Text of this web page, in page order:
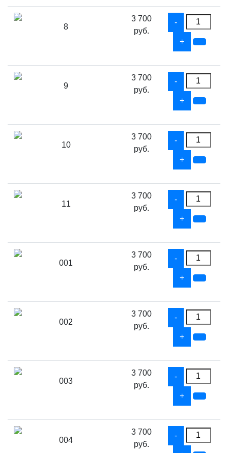
8
3 700
руб.
9
3 700
руб.
10
3 700
руб.
11
3 700
руб.
001
3 700
руб.
002
3 700
руб.
003
3 700
руб.
004
3 700
руб.